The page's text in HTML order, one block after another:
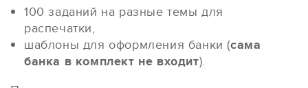
100 заданий на разные темы для
распечатки,
шаблоны для оформления банки (сама
банка в комплект не входит).